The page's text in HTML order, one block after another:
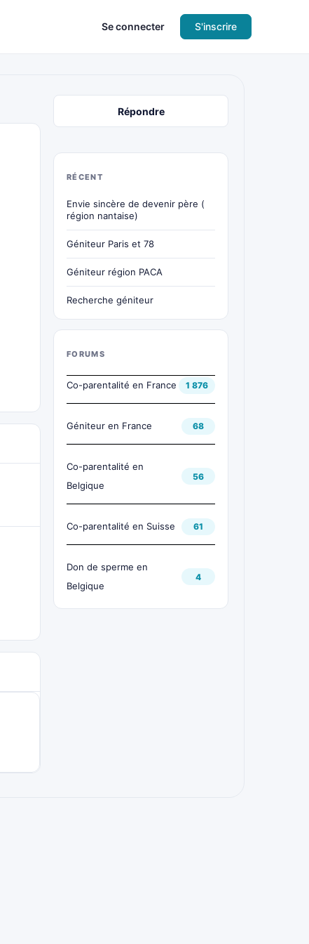
Se connecter S'inscrire
Répondre
RÉCENT
Envie sincère de devenir père (
région nantaise)
Géniteur Paris et 78
Géniteur région PACA
Recherche géniteur
FORUMS
Co-parentalité en France 1 876
Géniteur en France 68
Co-parentalité en
Belgique
56
Co-parentalité en Suisse 61
Don de sperme en
Belgique
4